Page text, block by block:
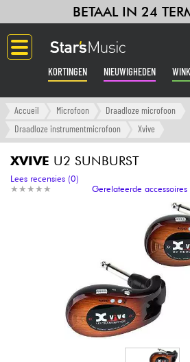
BETAAL IN 24
KORTINGEN NIEUWIGHEDEN
Langue
Versterker & Effecten
Home-studio
Hoofdtelefoon
Accueil Microfoon
Draadloze microfoon
Draadloze instrumentmicrofoon
Xvive
XVIVE U2 SUNBURST
★ ★ ★ ★ ★
★ ★ ★ ★ ★
Lees recensies (0)
Gerelateerde accessoires